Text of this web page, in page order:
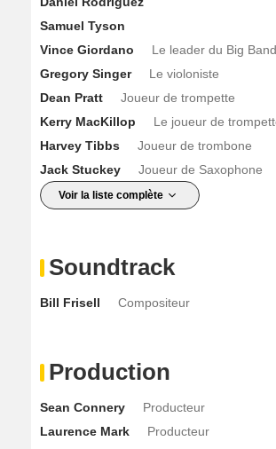
Samuel Tyson
Vince Giordano
Le leader du Big Band
Gregory Singer
Le violoniste
Dean Pratt
Joueur de trompette
Kerry MacKillop
Le joueur de
Harvey Tibbs
Joueur de trombone
Jack Stuckey
Joueur de Saxophone
Voir la liste complète
Soundtrack
Bill Frisell Compositeur
Production
Sean Connery
Producteur
Laurence Mark
Producteur